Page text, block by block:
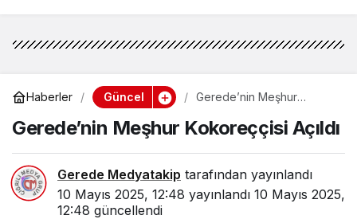
Haberler Güncel
Gerede’nin Meşhur
Gerede’nin Meşhur Kokoreççisi Açıldı
Gerede Medyatakip tarafından yayınlandı
10 Mayıs 2025, 12:48 yayınlandı 10 Mayıs 2025,
12:48 güncellendi